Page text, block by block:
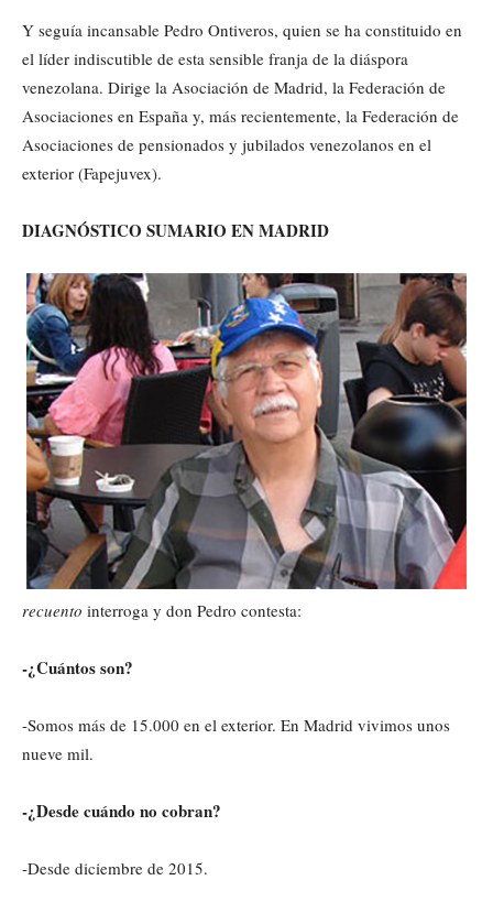
Y seguía incansable Pedro Ontiveros, quien se ha constituido en
el líder indiscutible de esta sensible franja de la diáspora
venezolana. Dirige la Asociación de Madrid, la Federación de
Asociaciones en España y, más recientemente, la Federación de
Asociaciones de pensionados y jubilados venezolanos en el
exterior (Fapejuvex).
DIAGNÓSTICO SUMARIO EN MADRID
recuento interroga y don Pedro contesta:
-¿Cuántos son?
-Somos más de 15.000 en el exterior. En Madrid vivimos unos
nueve mil.
-¿Desde cuándo no cobran?
-Desde diciembre de 2015.